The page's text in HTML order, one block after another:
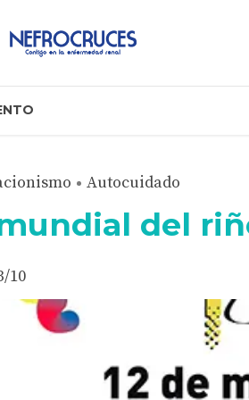
Autocuidado
del
10